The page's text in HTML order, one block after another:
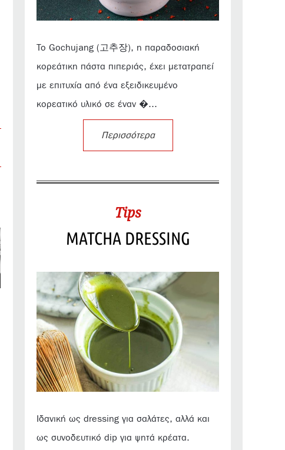
Το Gochujang (고추장), η παραδοσιακή
κορεάτικη πάστα πιπεριάς, έχει μετατραπεί
με επιτυχία από ένα εξειδικευμένο
κορεατικό υλικό σε έναν �...
Περισσότερα
Tips
MATCHA DRESSING
Ιδανική ως dressing για σαλάτες, αλλά και
ως συνοδευτικό dip για ψητά κρέατα.